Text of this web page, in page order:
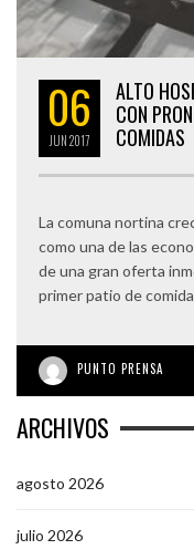
06
JUN2017
ALTO
CON
COMIDAS
La comuna nortina
como una de las
de una gran oferta
primer patio de
PUNTO PRENSA
ARCHIVOS
agosto 2026
julio 2026